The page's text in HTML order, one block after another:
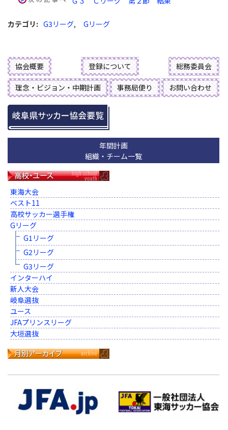
カテゴリ : G3リーグ, Gリーグ
協会概要 登録について 総務委員会
理念・ビジョン・中期計画 事務局便り お問い合わせ
年間計画
組織・チーム一覧
東海大会
ベスト11
高校サッカー選手権
Gリーグ
G1リーグ
G2リーグ
G3リーグ
インターハイ
新人大会
岐阜選抜
ユース
JFAプリンスリーグ
大垣選抜